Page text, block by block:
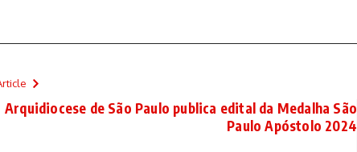
Arquidiocese de São Paulo publica edital da Medalha São
Paulo Apóstolo 2024